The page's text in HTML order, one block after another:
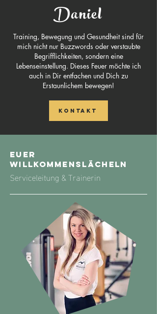
Daniel
​Training, Bewegung und Gesundheit sind für
mich nicht nur Buzzwords oder verstaubte
Begrifflichkeiten, sondern eine
Lebenseinstellung. Dieses Feuer möchte ich
auch in Dir entfachen und Dich zu
Erstaunlichem bewegen!
Kontakt
Euer
Willkommenslächeln
Serviceleitung & Trainerin